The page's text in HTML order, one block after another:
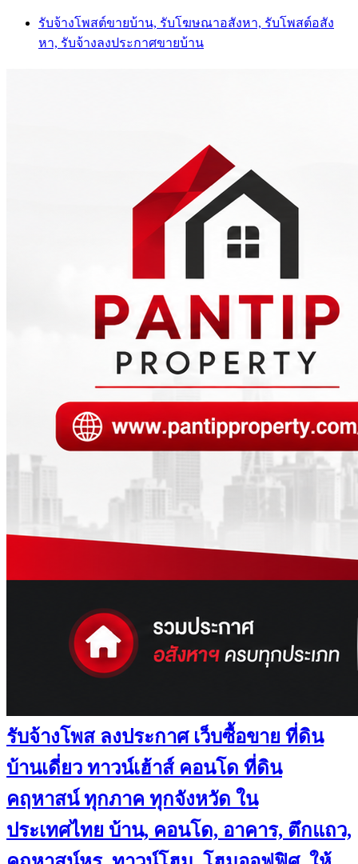
Skip
content
รับจ้างโพสต์ขายบ้าน, รับโฆษณาอสังหา, รับโพสต์อสัง
หา, รับจ้างลงประกาศขายบ้าน
รับจ้างโพส ลงประกาศ เว็บซื้อขาย ที่ดิน
บ้านเดี่ยว ทาวน์เฮ้าส์ คอนโด ที่ดิน
คฤหาสน์ ทุกภาค ทุกจังหวัด ใน
ประเทศไทย บ้าน, คอนโด, อาคาร, ตึกแถว,